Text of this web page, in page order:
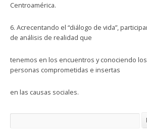
Centroamérica.
6. Acrecentando el “diálogo de vida”,
de análisis de realidad que
tenemos en los encuentros y conociendo
personas comprometidas e insertas
en las causas sociales.
Buscar